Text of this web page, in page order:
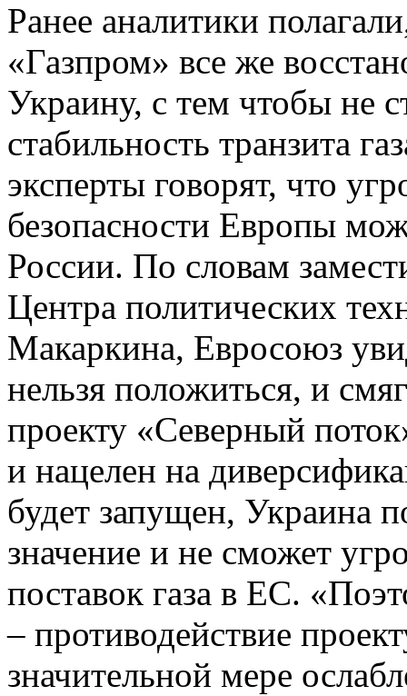
Ранее аналитики
«Газпром» все же
Украину, с тем чтобы не
стабильность транзита
эксперты говорят, что
безопасности Европы
России. По словам
Центра политических
Макаркина, Евросоюз
нельзя положиться, и
проекту «Северный
и нацелен на
будет запущен, Украина
значение и не сможет
поставок газа в ЕС.
– противодействие
значительной мере